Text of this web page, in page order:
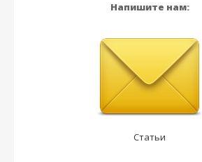
Напишите нам:
Статьи